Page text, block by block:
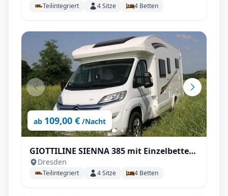
Teilintegriert 4Sitze 4 Betten
ab 109,00 € /Nacht
GIOTTILINE SIENNA 385 mit Einzelbetten,
Isofix uvm,
Dresden
Teilintegriert 4Sitze 4 Betten